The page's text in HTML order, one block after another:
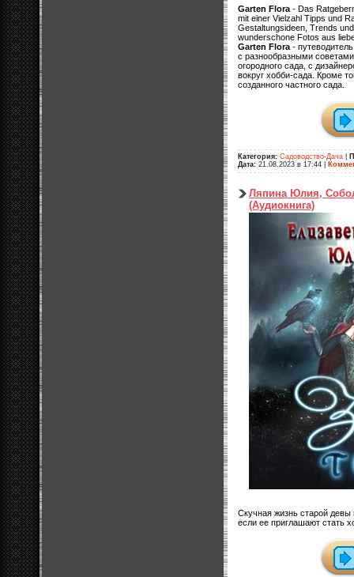
Garten Flora - Das
mit einer Vielzahl Tipps und
Gestaltungsideen, Trends
wunderschone Fotos aus
Garten Flora -
с разнообразными
огородного сада, с
вокруг хобби-сада. Кроме
созданного частного сада.
Категория: Садоводство-Дача
Дата: 21.08.2023 в 17:44
Ляпина Юлия,
(Аудиокнига)
Скучная жизнь старой
если ее приглашают стать